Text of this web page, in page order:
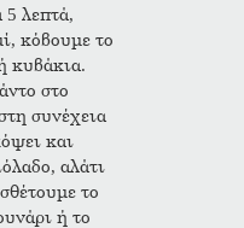
5 λεπτά,
κόβουμε το
κυβάκια.
στο
συνέχεια
και
αλάτι
το
ή το